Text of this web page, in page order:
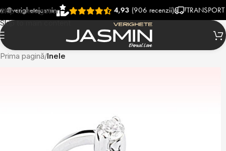
Skip to navigation
Skip to main content
4,93(906 recenzii) TRANSPORT
Prima pagină Inele